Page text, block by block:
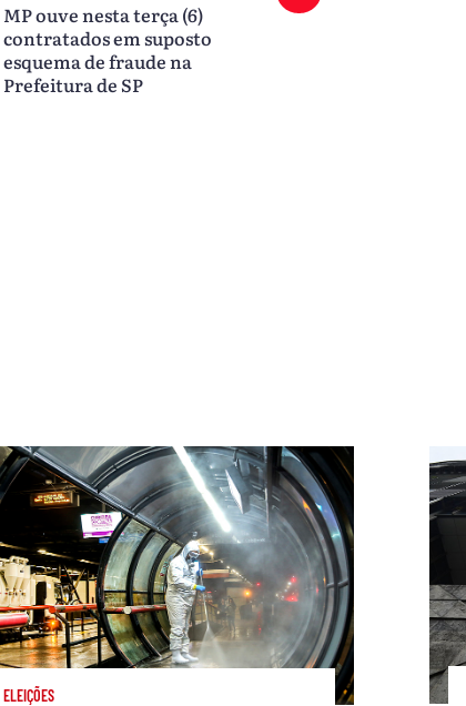
MP ouve nesta terça (6)
contratados em suposto
esquema de fraude na
Prefeitura de SP
ELEIÇÕES